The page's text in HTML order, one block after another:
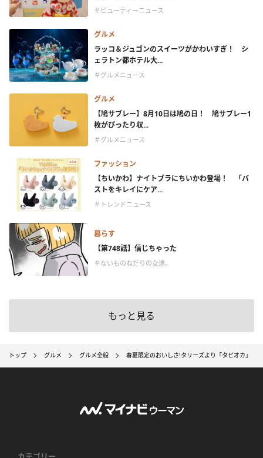
＃ビューティーニュース
グルメ
ラッコ＆ジュゴンのスイーツがかわいすぎ！ シ
ェラトン都ホテル大...
＃グルメニュース
グルメ
【鳩サブレー】8月10日は鳩の日！ 鳩サブレー1
枚がぴったり収...
＃グルメニュース
ファッション
【ちいかわ】ナイトブラにちいかわ登場！ 「バ
ストをキレイにケア...
＃トレンドニュース
暮らす
【第748話】信じちゃった
＃ないものねだりの女達。
もっと見る
トップ グルメ グルメ全般 春夏限定のおいしさ!タリーズより「タピオカ」「